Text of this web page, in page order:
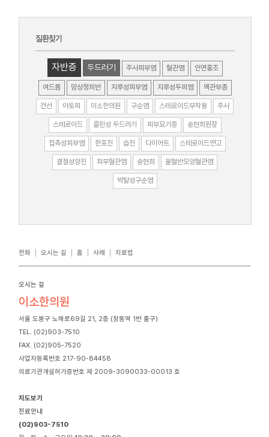
질환찾기
자반증 두드러기 주사피부염 혈관염 안면홍조
여드름 망상청피반 지루성피부염 지루성두피염 맥관부종
건선 아토피 이소한의원 구순염 스테로이드부작용 주사
스테로이드 콜린성 두드러기 피부묘기증 송현희원장
접촉성피부염 한포진 습진 다이어트 스테로이드연고
결절성양진 피부혈관염 송현희 울혈반모양혈관염
박탈성구순염
전화 오시는 길 홈 사례 치료법
오시는 길
이소한의원
서울 도봉구 노해로69길 21, 2층 (창동역 1번 출구)
TEL. (02)903-7510
FAX. (02)905-7520
사업자등록번호 217-90-84458
의료기관개설허가증번호 제 2009-3090033-00013 호
지도보기
진료안내
(02)903-7510